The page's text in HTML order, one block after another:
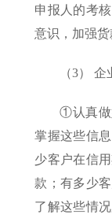
申报人的考
意识，加强货
（3）
①认真做
掌握这些信
少客户在信
款；有多少
了解这些情